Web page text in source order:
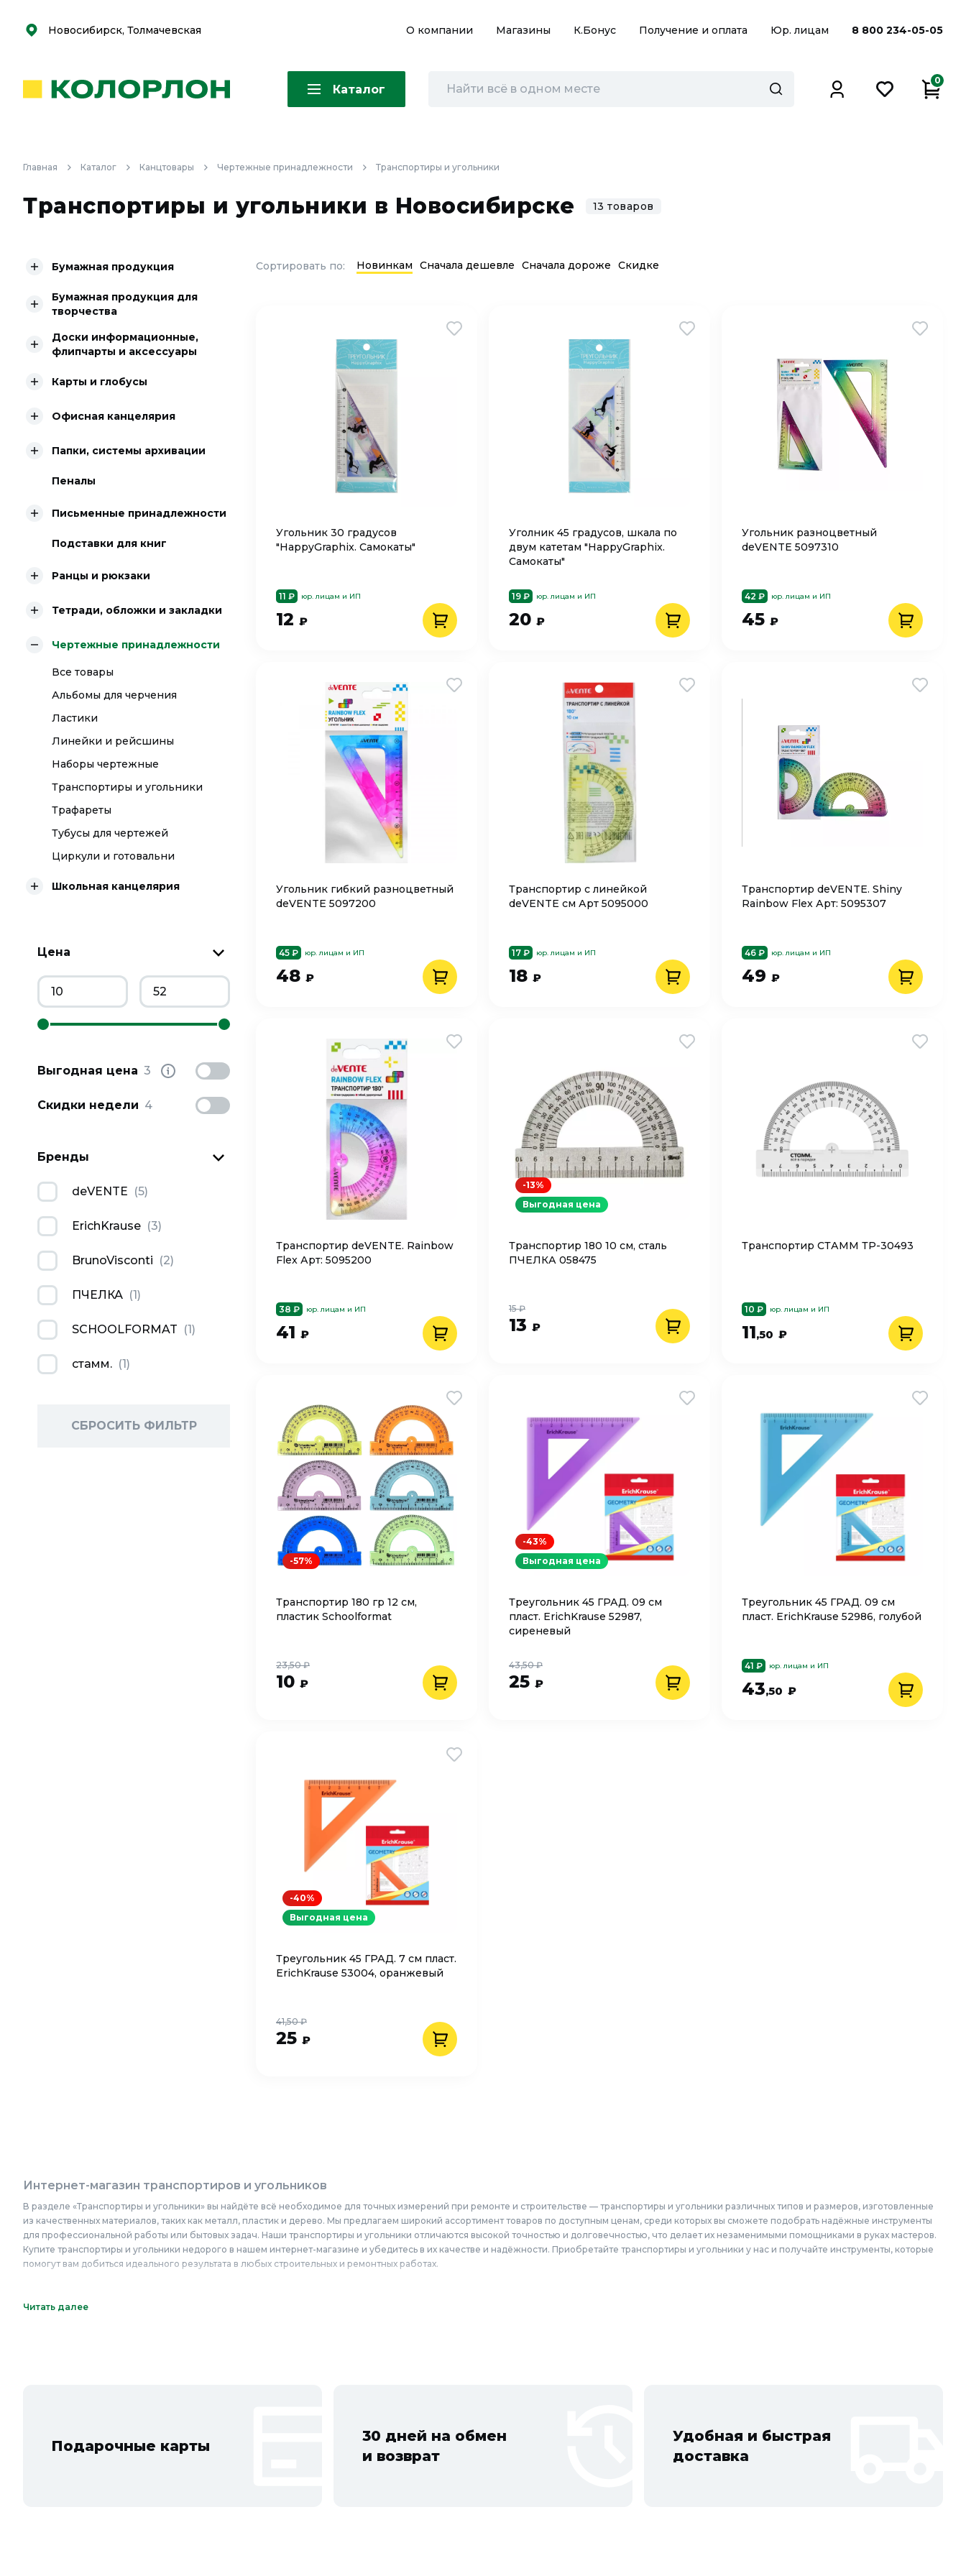
Скоро
Скоро
Новосибирск, Толмачевская О компании Магазины К.Бонус Получение и оплата Юр. лицам 8 800 234-05-05
Каталог
0
Главная Каталог Канцтовары Чертежные принадлежности Транспортиры и угольники
Транспортиры и угольники в Новосибирске 13 товаров
Бумажная продукция
Бумажная продукция для
творчества
Доски информационные,
флипчарты и аксессуары
Карты и глобусы
Офисная канцелярия
Папки, системы архивации
Пеналы
Письменные принадлежности
Подставки для книг
Ранцы и рюкзаки
Тетради, обложки и закладки
Чертежные принадлежности
Все товары
Альбомы для черчения
Ластики
Линейки и рейсшины
Наборы чертежные
Транспортиры и угольники
Трафареты
Тубусы для чертежей
Циркули и готовальни
Школьная канцелярия
Цена
Выгодная цена 3
Скидки недели 4
Бренды
deVENTE (5)
ErichKrause (3)
BrunoVisconti (2)
ПЧЕЛКА (1)
SCHOOLFORMAT (1)
стамм. (1)
СБРОСИТЬ ФИЛЬТР
Сортировать по: Новинкам Сначала дешевле Сначала дороже Скидке
Угольник 30 градусов
"HappyGraphix. Самокаты"
11 ₽ юр. лицам и ИП
12 ₽
Уголник 45 градусов, шкала по
двум катетам "HappyGraphix.
Самокаты"
19 ₽ юр. лицам и ИП
20 ₽
Угольник разноцветный
deVENTE 5097310
42 ₽ юр. лицам и ИП
45 ₽
Угольник гибкий разноцветный
deVENTE 5097200
45 ₽ юр. лицам и ИП
48 ₽
Транспортир с линейкой
deVENTE см Арт 5095000
17 ₽ юр. лицам и ИП
18 ₽
Транспортир deVENTE. Shiny
Rainbow Flex Арт: 5095307
46 ₽ юр. лицам и ИП
49 ₽
Транспортир deVENTE. Rainbow
Flex Арт: 5095200
38 ₽ юр. лицам и ИП
41 ₽
Транспортир 180 10 см, сталь
ПЧЕЛКА 058475
13 ₽
15 ₽
-13%
Выгодная цена
Транспортир СТАММ ТР-30493
10 ₽ юр. лицам и ИП
11,50 ₽
Транспортир 180 гр 12 см,
пластик Schoolformat
10 ₽
23,50 ₽
-57%
Треугольник 45 ГРАД. 09 см
пласт. ErichKrause 52987,
сиреневый
25 ₽
43,50 ₽
-43%
Выгодная цена
Треугольник 45 ГРАД. 09 см
пласт. ErichKrause 52986, голубой
41 ₽ юр. лицам и ИП
43,50 ₽
Треугольник 45 ГРАД. 7 см пласт.
ErichKrause 53004, оранжевый
25 ₽
41,50 ₽
-40%
Выгодная цена
Интернет-магазин транспортиров и угольников
В разделе «Транспортиры и угольники» вы найдёте всё необходимое для точных измерений при ремонте и строительстве — транспортиры и угольники различных типов и размеров, изготовленные
из качественных материалов, таких как металл, пластик и дерево. Мы предлагаем широкий ассортимент товаров по доступным ценам, среди которых вы сможете подобрать надёжные инструменты
для профессиональной работы или бытовых задач. Наши транспортиры и угольники отличаются высокой точностью и долговечностью, что делает их незаменимыми помощниками в руках мастеров.
Купите транспортиры и угольники недорого в нашем интернет-магазине и убедитесь в их качестве и надёжности. Приобретайте транспортиры и угольники у нас и получайте инструменты, которые
помогут вам добиться идеального результата в любых строительных и ремонтных работах.
Интернет-магазин Колорлон предлагает большой выбор транспортиров и угольников по выгодным ценам для жителей Москвы и городов Московской области: Балашиха, Подольск, Химки, Мытищи,
Читать далее
Подарочные карты
30 дней на обмен
и возврат
Удобная и быстрая
доставка